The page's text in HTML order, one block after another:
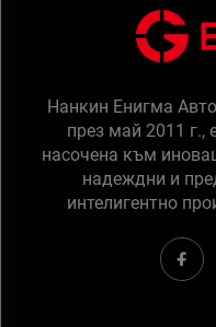
Нанкин Енигма
през май 2011 г.,
насочена към
надеждни и
интелигентно